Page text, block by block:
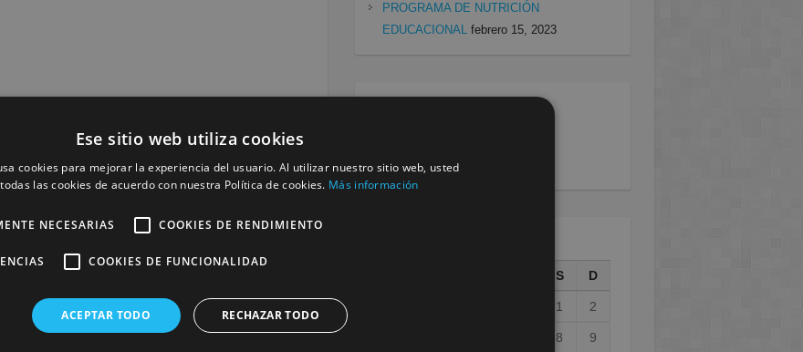
Siguiente »
publicada.
PROGRAMA DE NUTRICIÓN
EDUCACIONAL febrero 15, 2023
Sevilla(199)
S D
1 2
8 9
Ese sitio web utiliza cookies
cookies para mejorar la experiencia del usuario. Al utilizar nuestro sitio web, usted
las cookies de acuerdo con nuestra Política de cookies. Más información
NECESARIAS COOKIES DE RENDIMIENTO
COOKIES DE FUNCIONALIDAD
ACEPTAR TODO RECHAZAR TODO